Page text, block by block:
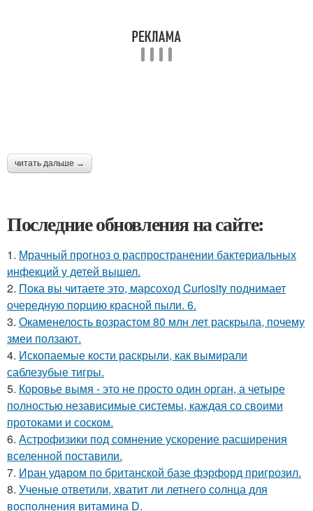
читать дальше →
Последние обновления на сайте:
1. Мрачный прогноз о распространении бактериальных
инфекций у детей вышел.
2. Пока вы читаете это, марсоход Curiosity поднимает
очередную порцию красной пыли. 6.
3. Окаменелость возрастом 80 млн лет раскрыла, почему
змеи ползают.
4. Ископаемые кости раскрыли, как вымирали
саблезубые тигры.
5. Коровье вымя - это не просто один орган, а четыре
полностью независимые системы, каждая со своими
протоками и соском.
6. Астрофизики под сомнение ускорение расширения
вселенной поставили.
7. Иран ударом по британской базе фэрфорд пригрозил.
8. Ученые ответили, хватит ли летнего солнца для
восполнения витамина D.